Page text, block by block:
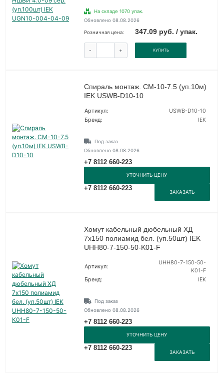
На складе 1070 упак.
Обновлено 08.08.2026
Розничная цена: 347.09 руб. / упак.
- + КУПИТЬ
Спираль монтаж. СМ-10-7.5 (уп.10м)
IEK USWB-D10-10
Артикул:
USWB-D10-10
Бренд:
IEK
Под заказ
Обновлено 08.08.2026
+7 8112 660-223
УТОЧНИТЬ ЦЕНУ
+7 8112 660-223
ЗАКАЗАТЬ
Хомут кабельный дюбельный ХД
7х150 полиамид бел. (уп.50шт) IEK
UHH80-7-150-50-K01-F
Артикул:
UHH80-7-150-50-
K01-F
Бренд:
IEK
Под заказ
Обновлено 08.08.2026
+7 8112 660-223
УТОЧНИТЬ ЦЕНУ
+7 8112 660-223
ЗАКАЗАТЬ